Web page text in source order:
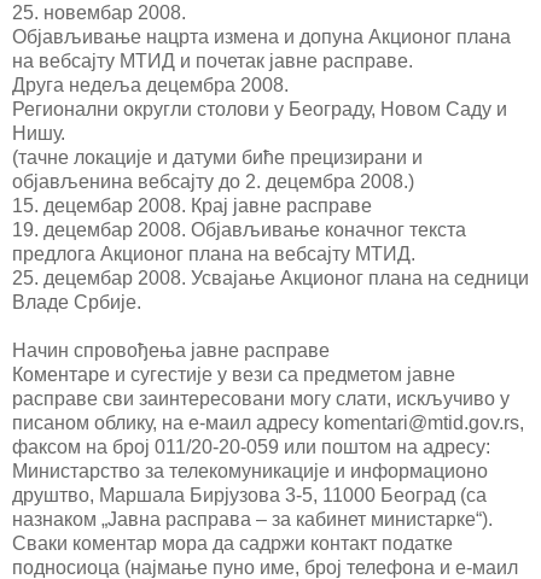
25. новембар 2008.
Објављивање нацрта измена и допуна Акционог плана
на вебсајту МТИД и почетак јавне расправе.
Друга недеља децембра 2008.
Регионални округли столови у Београду, Новом Саду и
Нишу.
(тачне локације и датуми биће прецизирани и
објављенина вебсајту до 2. децембра 2008.)
15. децембар 2008. Крај јавне расправе
19. децембар 2008. Објављивање коначног текста
предлога Акционог плана на вебсајту МТИД.
25. децембар 2008. Усвајање Акционог плана на седници
Владе Србије.
Начин спровођења јавне расправе
Коментаре и сугестије у вези са предметом јавне
расправе сви заинтересовани могу слати, искључиво у
писаном облику, на е-маил адресу komentari@mtid.gov.rs,
факсом на број 011/20-20-059 или поштом на адресу:
Министарство за телекомуникације и информационо
друштво, Маршала Бирјузова 3-5, 11000 Београд (са
назнаком „Јавна расправа – за кабинет министарке“).
Сваки коментар мора да садржи контакт податке
подносиоца (најмање пуно име, број телефона и е-маил